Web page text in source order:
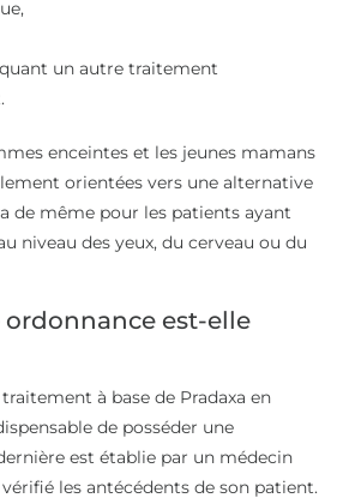
un autre traitement
enceintes et les jeunes mamans
orientées vers une alternative
de même pour les patients ayant
niveau des yeux, du cerveau ou du
ordonnance est-elle
à base de Pradaxa en
de posséder une
est établie par un médecin
les antécédents de son patient.